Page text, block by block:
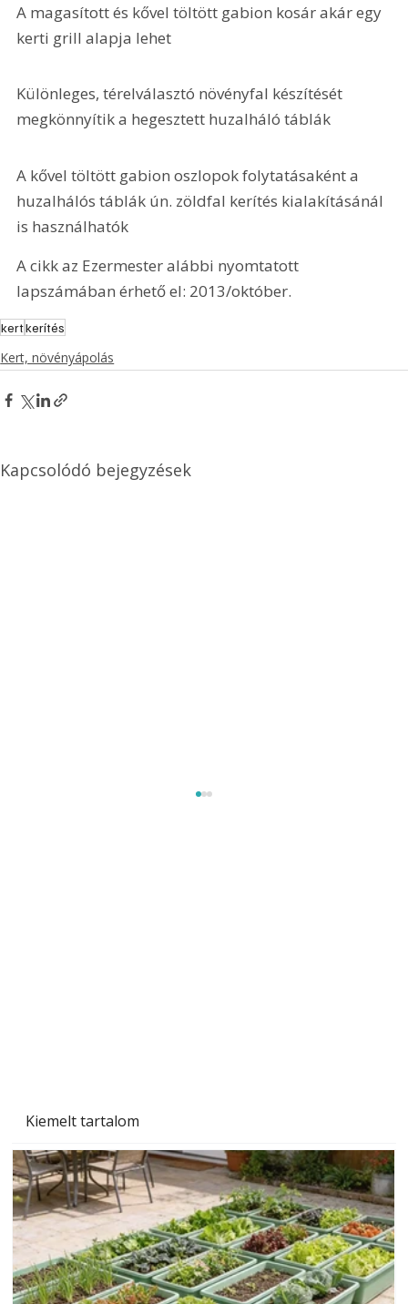
Kiemelt tartalom
A magasított és kővel töltött gabion kosár akár egy
kerti grill alapja lehet
Különleges, térelválasztó növényfal készítését
megkönnyítik a hegesztett huzalháló táblák
A kővel töltött gabion oszlopok folytatásaként a
huzalhálós táblák ún. zöldfal kerítés kialakításánál
is használhatók
A cikk az Ezermester alábbi nyomtatott
lapszámában érhető el: 2013/október.
kertkerítés
Kert, növényápolás
Kapcsolódó bejegyzések